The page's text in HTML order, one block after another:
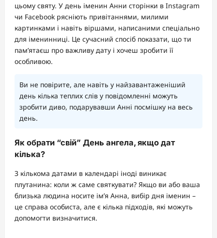
цьому святу. У день іменин Анни сторінки в Instagram
чи Facebook рясніють привітаннями, милими
картинками і навіть віршами, написаними спеціально
для іменинниці. Це сучасний спосіб показати, що ти
пам’ятаєш про важливу дату і хочеш зробити її
особливою.
Ви не повірите, але навіть у найзавантаженіший
день кілька теплих слів у повідомленні можуть
зробити диво, подарувавши Анні посмішку на весь
день.
Як обрати “свій” День ангела, якщо дат
кілька?
З кількома датами в календарі іноді виникає
плутанина: коли ж саме святкувати? Якщо ви або ваша
близька людина носите ім’я Анна, вибір дня іменин –
це справа особиста, але є кілька підходів, які можуть
допомогти визначитися.